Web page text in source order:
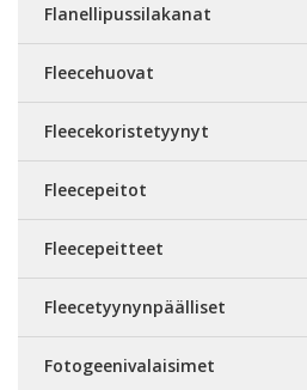
Flanellipussilakanat
Fleecehuovat
Fleecekoristetyynyt
Fleecepeitot
Fleecepeitteet
Fleecetyynynpäälliset
Fotogeenivalaisimet